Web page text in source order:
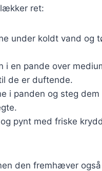
ret:
under koldt vand og
i en pande over
de er duftende.
i panden og steg
pynt med friske
den fremhæver